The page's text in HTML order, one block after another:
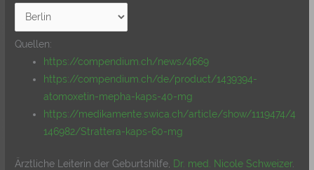
Quellen:
https://compendium.ch/news/4669
https://compendium.ch/de/product/1439394-
atomoxetin-mepha-kaps-40-mg
https://medikamente.swica.ch/article/show/1119474/4
146982/Strattera-kaps-60-mg
Ärztliche Leiterin der Geburtshilfe, Dr. med. Nicole Schweizer.